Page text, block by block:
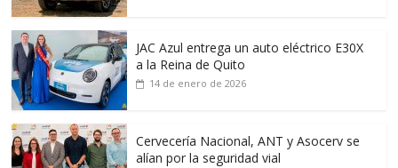
JAC Azul entrega un auto eléctrico E30X
a la Reina de Quito
14 de enero de 2026
Cervecería Nacional, ANT y Asocerv se
alían por la seguridad vial